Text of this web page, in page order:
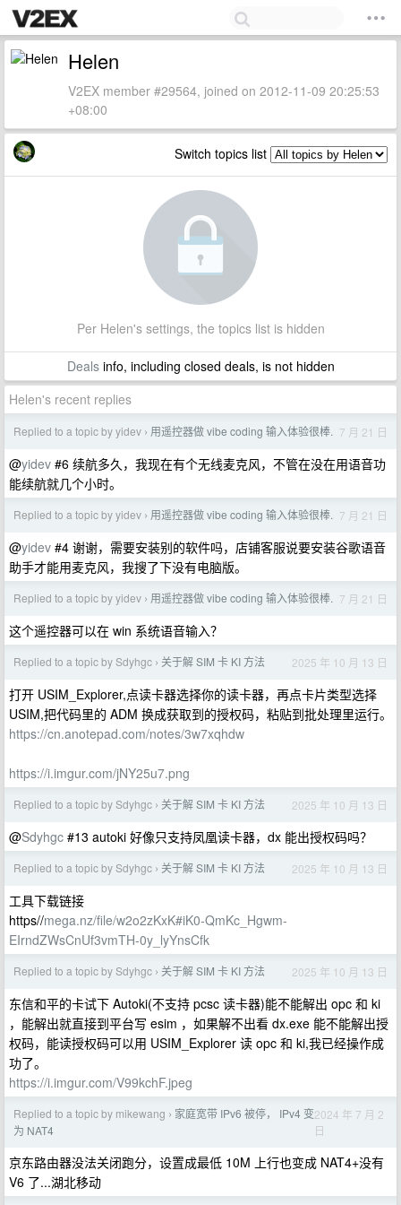
Helen
V2EX member #29564, joined on 2012-11-09 20:25:53
+08:00
Switch topics list
Per Helen's settings, the topics list is hidden
Dealsinfo, including closed deals, is not hidden
Helen's recent replies
Replied to a topic by yidev › 用遥控器做 vibe coding 输入体验很棒. 7 月 21 日
@yidev #6 续航多久，我现在有个无线麦克风，不管在没在用语音功
能续航就几个小时。
Replied to a topic by yidev › 用遥控器做 vibe coding 输入体验很棒. 7 月 21 日
@yidev #4 谢谢，需要安装别的软件吗，店铺客服说要安装谷歌语音
助手才能用麦克风，我搜了下没有电脑版。
Replied to a topic by yidev › 用遥控器做 vibe coding 输入体验很棒. 7 月 21 日
这个遥控器可以在 win 系统语音输入？
Replied to a topic by Sdyhgc › 关于解 SIM 卡 KI 方法 2025 年 10 月 13 日
打开 USIM_Explorer,点读卡器选择你的读卡器，再点卡片类型选择
USIM,把代码里的 ADM 换成获取到的授权码，粘贴到批处理里运行。
https://cn.anotepad.com/notes/3w7xqhdw
https://i.imgur.com/jNY25u7.png
Replied to a topic by Sdyhgc › 关于解 SIM 卡 KI 方法 2025 年 10 月 13 日
@Sdyhgc #13 autoki 好像只支持凤凰读卡器，dx 能出授权码吗？
Replied to a topic by Sdyhgc › 关于解 SIM 卡 KI 方法 2025 年 10 月 13 日
工具下载链接
https//mega.nz/file/w2o2zKxK#iK0-QmKc_Hgwm-
EIrndZWsCnUf3vmTH-0y_lyYnsCfk
Replied to a topic by Sdyhgc › 关于解 SIM 卡 KI 方法 2025 年 10 月 13 日
东信和平的卡试下 Autoki(不支持 pcsc 读卡器)能不能解出 opc 和 ki
，能解出就直接到平台写 esim ，如果解不出看 dx.exe 能不能解出授
权码，能读授权码可以用 USIM_Explorer 读 opc 和 ki,我已经操作成
功了。
https://i.imgur.com/V99kchF.jpeg
Replied to a topic by mikewang › 家庭宽带 IPv6 被停， IPv4 变
为 NAT4
2024 年 7 月 2
日
京东路由器没法关闭跑分，设置成最低 10M 上行也变成 NAT4+没有
V6 了...湖北移动